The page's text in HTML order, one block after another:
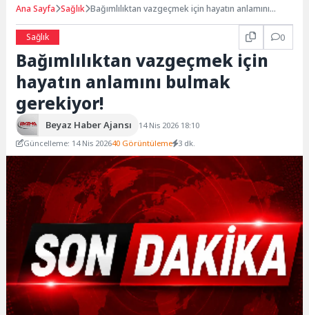
Ana Sayfa Sağlık Bağımlılıktan vazgeçmek için hayatın anlamını
Sağlık
0
Bağımlılıktan vazgeçmek için
hayatın anlamını bulmak
gerekiyor!
Beyaz Haber Ajansı
14 Nis 2026 18:10
Güncelleme: 14 Nis 202640 Görüntüleme 3 dk.